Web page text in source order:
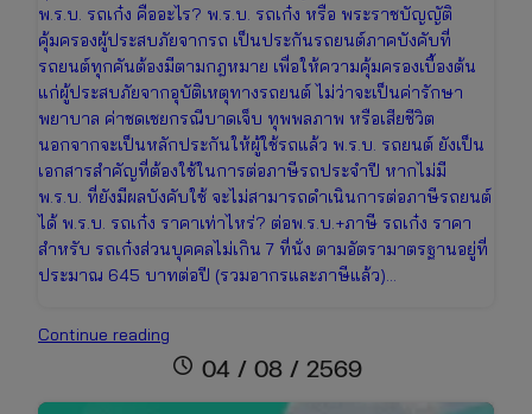
พ.ร.บ. รถเก๋ง คืออะไร? พ.ร.บ. รถเก๋ง หรือ พระราชบัญญัติ
คุ้มครองผู้ประสบภัยจากรถ เป็นประกันรถยนต์ภาคบังคับที่
รถยนต์ทุกคันต้องมีตามกฎหมาย เพื่อให้ความคุ้มครองเบื้องต้น
แก่ผู้ประสบภัยจากอุบัติเหตุทางรถยนต์ ไม่ว่าจะเป็นค่ารักษา
พยาบาล ค่าชดเชยกรณีบาดเจ็บ ทุพพลภาพ หรือเสียชีวิต
นอกจากจะเป็นหลักประกันให้ผู้ใช้รถแล้ว พ.ร.บ. รถยนต์ ยังเป็น
เอกสารสำคัญที่ต้องใช้ในการต่อภาษีรถประจำปี หากไม่มี
พ.ร.บ. ที่ยังมีผลบังคับใช้ จะไม่สามารถดำเนินการต่อภาษีรถยนต์
ได้ พ.ร.บ. รถเก๋ง ราคาเท่าไหร่? ต่อพ.ร.บ.+ภาษี รถเก๋ง ราคา
สำหรับ รถเก๋งส่วนบุคคลไม่เกิน 7 ที่นั่ง ตามอัตรามาตรฐานอยู่ที่
ประมาณ 645 บาทต่อปี (รวมอากรและภาษีแล้ว)…
Continue reading
รถ
schedule 04 / 08 / 2569